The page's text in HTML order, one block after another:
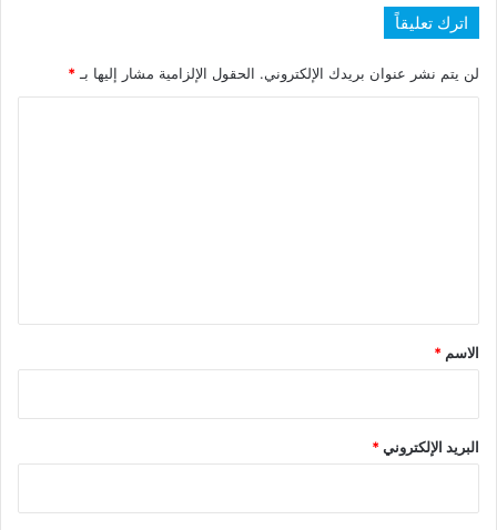
اترك تعليقاً
لن يتم نشر عنوان بريدك الإلكتروني. الحقول الإلزامية مشار إليها بـ *
*
الاسم *
البريد الإلكتروني*